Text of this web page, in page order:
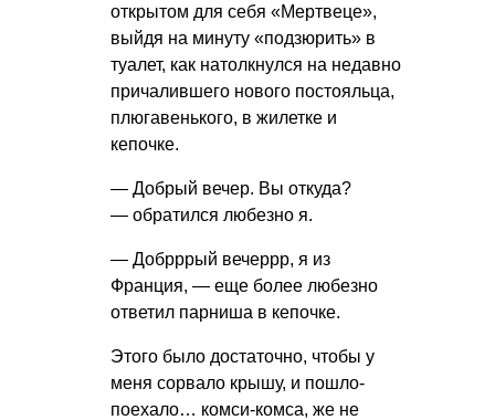
открытом для себя «Мертвеце»,
выйдя на минуту «подзюрить» в
туалет, как натолкнулся на недавно
причалившего нового постояльца,
плюгавенького, в жилетке и
кепочке.
— Добрый вечер. Вы откуда?
— обратился любезно я.
— Добрррый вечеррр, я из
Франция, — еще более любезно
ответил парниша в кепочке.
Этого было достаточно, чтобы у
меня сорвало крышу, и пошло-
поехало… комси-комса, же не